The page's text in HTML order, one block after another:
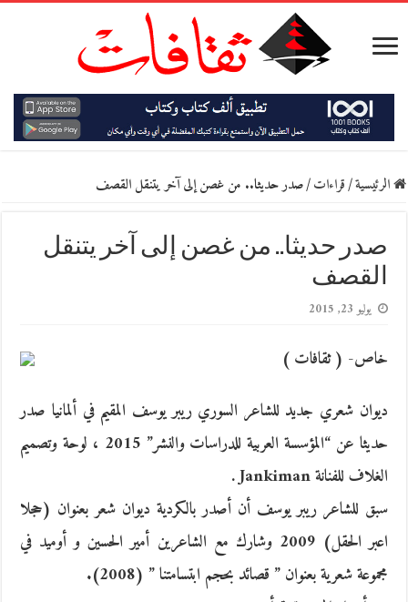
الرئيسية/قراءات/صدر حديثا.. من غصن إلى آخر يتنقل القصف
صدر حديثا.. من غصن إلى آخر يتنقل
القصف
يوليو 23, 2015
خاص- ( ثقافات )
ديوان شعري جديد للشاعر السوري ريبر يوسف المقيم في ألمانيا صدر
حديثا عن “المؤسسة العربية للدراسات والنشر” 2015 ، لوحة وتصميم
الغلاف للفنانة Jankiman .
سبق للشاعر ريبر يوسف أن أصدر بالكردية ديوان شعر بعنوان (حجلا
اعبر الحقل) 2009 وشارك مع الشاعرين أمير الحسين و أوميد في
مجموعة شعرية بعنوان ” قصائد بحجم ابتسامتنا ” (2008).